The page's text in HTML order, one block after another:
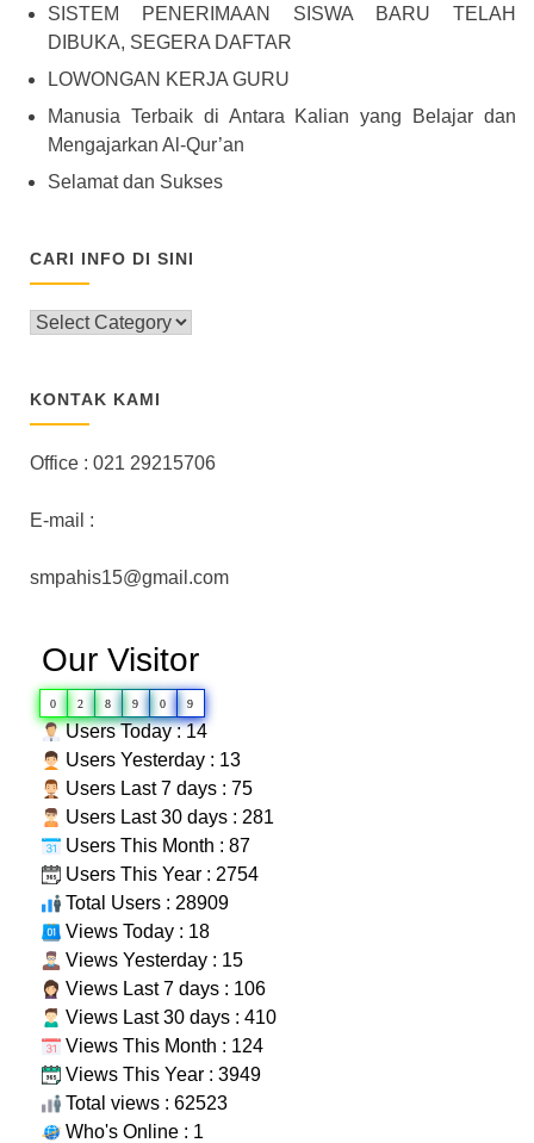
SISTEM PENERIMAAN SISWA BARU TELAH
DIBUKA, SEGERA DAFTAR
LOWONGAN KERJA GURU
Manusia Terbaik di Antara Kalian yang Belajar dan
Mengajarkan Al-Qur’an
Selamat dan Sukses
CARI INFO DI SINI
CARI
SINI
KONTAK KAMI
Office : 021 29215706
E-mail :
smpahis15@gmail.com
Our Visitor
0 2 8 9 0 9
Users Today : 14
Users Yesterday : 13
Users Last 7 days : 75
Users Last 30 days : 281
Users This Month : 87
Users This Year : 2754
Total Users : 28909
Views Today : 18
Views Yesterday : 15
Views Last 7 days : 106
Views Last 30 days : 410
Views This Month : 124
Views This Year : 3949
Total views : 62523
Who's Online : 1